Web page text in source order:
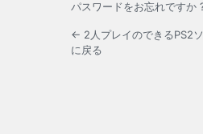
パスワードをお忘れですか
← 2人プレイのできるPS2ソ
に戻る